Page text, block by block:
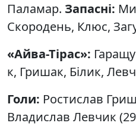
Паламар. Запасні:
Скородень, Клюс,
«Айва-Тірас»:
к, Гришак, Білик,
Голи: Ростислав
Владислав Левчик